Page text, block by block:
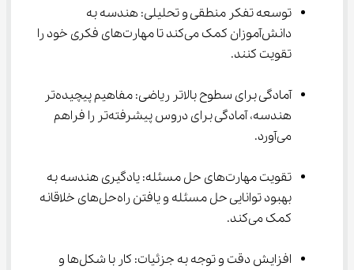
توسعه تفکر منطقی و تحلیلی: هندسه به
دانش‌آموزان کمک می‌کند تا مهارت‌های فکری خود را
تقویت کنند.
آمادگی برای سطوح بالاتر ریاضی: مفاهیم پیچیده‌تر
هندسه، آمادگی برای دروس پیشرفته‌تر را فراهم
می‌آورد.
تقویت مهارت‌های حل مسئله: یادگیری هندسه به
بهبود توانایی حل مسئله و یافتن راه‌حل‌های خلاقانه
کمک می‌کند.
افزایش دقت و توجه به جزئیات: کار با شکل‌ها و